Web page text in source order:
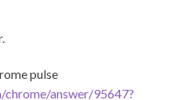
pulse
answer/95647?